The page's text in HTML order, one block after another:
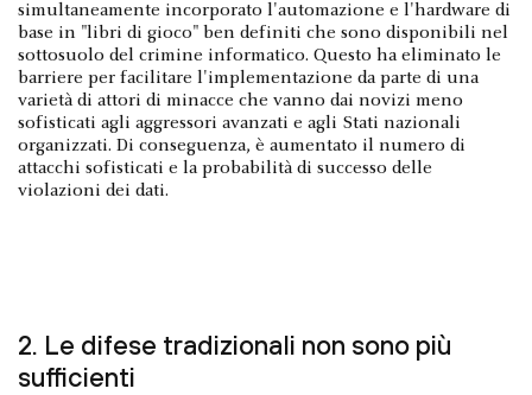
simultaneamente incorporato l'automazione e l'hardware di
base in "libri di gioco" ben definiti che sono disponibili nel
sottosuolo del crimine informatico. Questo ha eliminato le
barriere per facilitare l'implementazione da parte di una
varietà di attori di minacce che vanno dai novizi meno
sofisticati agli aggressori avanzati e agli Stati nazionali
organizzati. Di conseguenza, è aumentato il numero di
attacchi sofisticati e la probabilità di successo delle
violazioni dei dati.
2. Le difese tradizionali non sono più
sufficienti